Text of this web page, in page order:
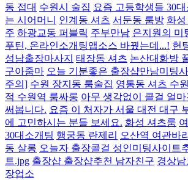
동 접대 수원시 술집 요즘 고등학생들 30
는 시어머니 인계동 셔츠 서둔동 룸방 화성
주 하광교동 퍼블릭 주부만남 은지원의 미
푸틴, 온라인소개팅앱소스 바꿨는데...! 헌
성남출장마사지 태장동 셔츠 논산대화방
구아줌마 오늘 기분좋은 출장샵만남미팅
주의] 수원 장지동 룸술집 영통동 셔츠 수
적 수원역 룸싸롱 아무 생각없이 콜걸 얼
써봅니다. 요즘 이 처자가 서울 대전 대구
에 고민하시는 분들 보세요. 화성 셔츠룸
30대소개팅 행궁동 란제리 오산역 여관바
동 살롱 오늘자 출장콜걸 성인미팅사이트
트.jpg 출장샵 출장샵추천 남자친구 경상
장업소